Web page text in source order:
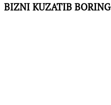
BIZNI KUZATIB BORING